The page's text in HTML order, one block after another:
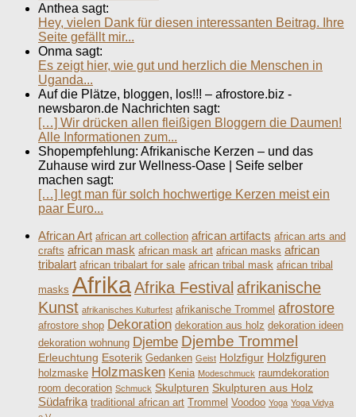
Anthea sagt:
Hey, vielen Dank für diesen interessanten Beitrag. Ihre
Seite gefällt mir...
Onma sagt:
Es zeigt hier, wie gut und herzlich die Menschen in
Uganda...
Auf die Plätze, bloggen, los!!! – afrostore.biz -
newsbaron.de Nachrichten sagt:
[…] Wir drücken allen fleißigen Bloggern die Daumen!
Alle Informationen zum...
Shopempfehlung: Afrikanische Kerzen – und das
Zuhause wird zur Wellness-Oase | Seife selber
machen sagt:
[…] legt man für solch hochwertige Kerzen meist ein
paar Euro...
African Art african art collection african artifacts african arts and
crafts african mask african mask art african masks african
tribalart african tribalart for sale african tribal mask african tribal
masks AfrikaAfrika Festival afrikanische
Kunst afrikanisches Kulturfest afrikanische Trommel afrostore
afrostore shop Dekoration dekoration aus holz dekoration ideen
dekoration wohnung Djembe Djembe Trommel
Erleuchtung Esoterik Gedanken Geist Holzfigur Holzfiguren
holzmaske Holzmasken Kenia Modeschmuck raumdekoration
room decoration Schmuck Skulpturen Skulpturen aus Holz
Südafrika traditional african art Trommel Voodoo Yoga Yoga Vidya